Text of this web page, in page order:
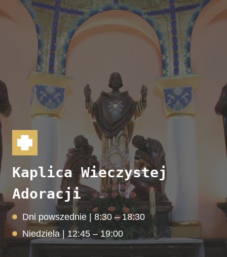
Kaplica Wieczystej
Adoracji
Dni powszednie | 8:30 – 18:30
Niedziela | 12:45 – 19:00